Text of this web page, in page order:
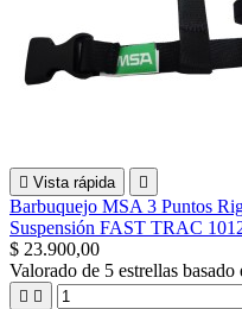
 Vista rápida 
Barbuquejo MSA 3 Puntos
Suspensión FAST TRAC
$ 23.900,00
Valorado de 5 estrellas basado
 